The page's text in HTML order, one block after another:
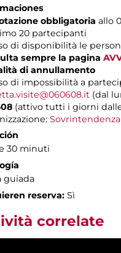
obbligatoria allo
20 partecipanti
di disponibilità le
sempre la pagina
di annullamento
di impossibilità a
(dal
(attivo tutti i giorni dalle
30 minuti
guiada
reserva: Sì
correlate